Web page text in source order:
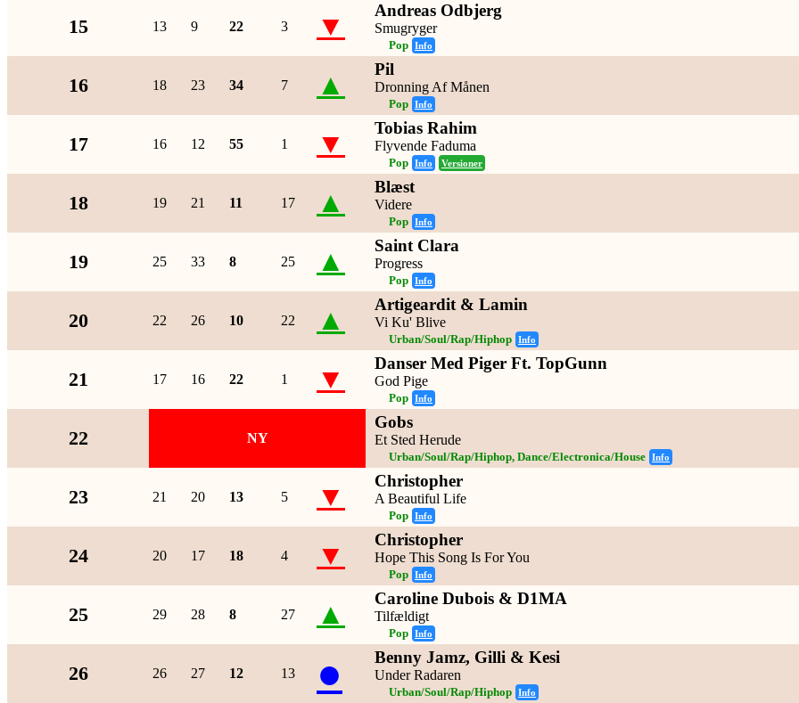
15 13 9 22 3 ▼ Andreas Odbjerg
Smugryger
Pop Info
16 18 23 34 7 ▲ Pil
Dronning Af Månen
Pop Info
17 16 12 55 1 ▼ Tobias Rahim
Flyvende Faduma
Pop Info Versioner
18 19 21 11 17 ▲ Blæst
Videre
Pop Info
19 25 33 8 25 ▲ Saint Clara
Progress
Pop Info
20 22 26 10 22 ▲ Artigeardit & Lamin
Vi Ku' Blive
Urban/Soul/Rap/Hiphop Info
21 17 16 22 1 ▼ Danser Med Piger Ft. TopGunn
God Pige
Pop Info
22 NY
Gobs
Et Sted Herude
Urban/Soul/Rap/Hiphop, Dance/Electronica/House Info
23 21 20 13 5 ▼ Christopher
A Beautiful Life
Pop Info
24 20 17 18 4 ▼ Christopher
Hope This Song Is For You
Pop Info
25 29 28 8 27 ▲ Caroline Dubois & D1MA
Tilfældigt
Pop Info
26 26 27 12 13 ● Benny Jamz, Gilli & Kesi
Under Radaren
Urban/Soul/Rap/Hiphop Info